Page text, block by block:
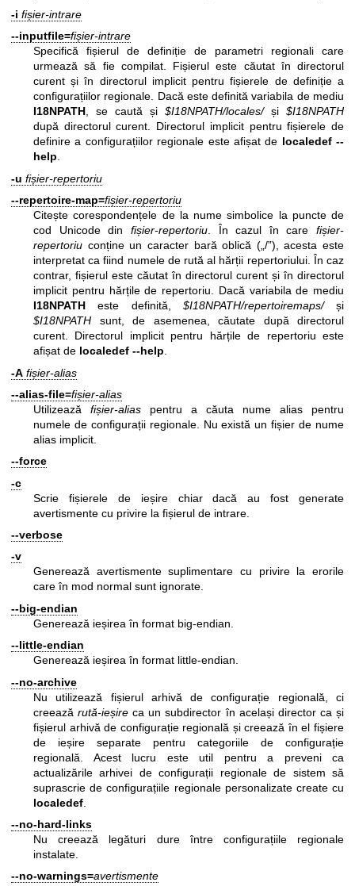
-i fișier-intrare
--inputfile=fișier-intrare
Specifică fișierul de definiție de parametri regionali care
urmează să fie compilat. Fișierul este căutat în directorul
curent și în directorul implicit pentru fișierele de definiție a
configurațiilor regionale. Dacă este definită variabila de mediu
I18NPATH, se caută și $I18NPATH/locales/și $I18NPATH
după directorul curent. Directorul implicit pentru fișierele de
definire a configurațiilor regionale este afișat de localedef --
help.
-u fișier-repertoriu
--repertoire-map=fișier-repertoriu
Citește corespondențele de la nume simbolice la puncte de
cod Unicode din fișier-repertoriu. În cazul în care fișier-
repertoriu conține un caracter bară oblică („/”), acesta este
interpretat ca fiind numele de rută al hărții repertoriului. În caz
contrar, fișierul este căutat în directorul curent și în directorul
implicit pentru hărțile de repertoriu. Dacă variabila de mediu
I18NPATH este definită, $I18NPATH/repertoiremaps/și
$I18NPATH sunt, de asemenea, căutate după directorul
curent. Directorul implicit pentru hărțile de repertoriu este
afișat de localedef --help
-A fișier-alias
--alias-file=fișier-alias
Utilizează fișier-alias pentru a căuta nume alias pentru
numele de configurații regionale. Nu există un fișier de nume
alias implicit.
--force
-c
Scrie fișierele de ieșire chiar dacă au fost generate
avertismente cu privire la fișierul de intrare.
--verbose
-v
Generează avertismente suplimentare cu privire la erorile
care în mod normal sunt ignorate.
--big-endian
Generează ieșirea în format big-endian.
--little-endian
Generează ieșirea în format little-endian.
--no-archive
Nu utilizează fișierul arhivă de configurație regională, ci
creeazărută-ieșire ca un subdirector în același director ca și
fișierul arhivă de configurație regională și creează în el fișiere
de ieșire separate pentru categoriile de configurație
regională. Acest lucru este util pentru a preveni ca
actualizările arhivei de configurații regionale de sistem să
suprascrie de configurațiile regionale personalizate create cu
localedef
--no-hard-links
Nu creează legături dure între configurațiile regionale
instalate.
--no-warnings=avertismente